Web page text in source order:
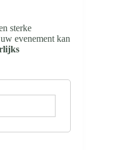
sterke
evenement kan